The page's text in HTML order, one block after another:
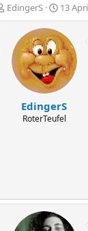
E
r
EdingerS
E
r
s
t
e
l
l
t
a
m
13
EdingerS
RoterTeufel